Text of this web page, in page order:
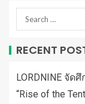
RECENT
LORDNINE จั
“Rise of the